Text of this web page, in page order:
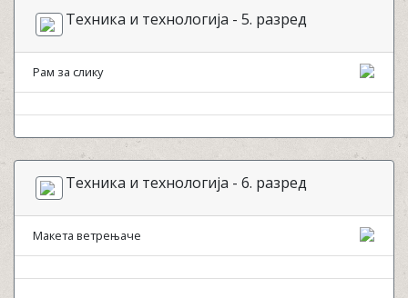
Техника и технологија - 5. разред
Рам за слику
Техника и технологија - 6. разред
Макета ветрењаче